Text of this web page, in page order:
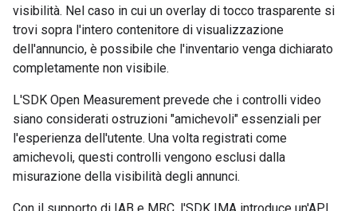
visibilità. Nel caso in cui un overlay di tocco trasparente si
trovi sopra l'intero contenitore di visualizzazione
dell'annuncio, è possibile che l'inventario venga dichiarato
completamente non visibile.
L'SDK Open Measurement prevede che i controlli video
siano considerati ostruzioni "amichevoli" essenziali per
l'esperienza dell'utente. Una volta registrati come
amichevoli, questi controlli vengono esclusi dalla
misurazione della visibilità degli annunci.
Con il supporto di IAB e MRC, l'SDK IMA introduce un'API